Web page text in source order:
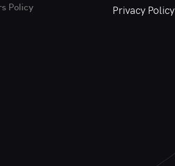
Policy Privacy Policy